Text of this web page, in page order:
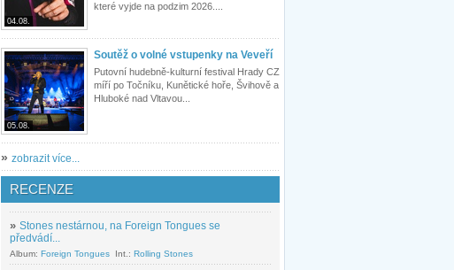
04.08.
které vyjde na podzim 2026....
05.08.
Soutěž o volné vstupenky na Veveří
Putovní hudebně-kulturní festival Hrady CZ
míří po Točníku, Kunětické hoře, Švihově a
Hluboké nad Vltavou...
» zobrazit více...
RECENZE
» Stones nestárnou, na Foreign Tongues se
předvádí...
Album: Foreign Tongues Int.: Rolling Stones